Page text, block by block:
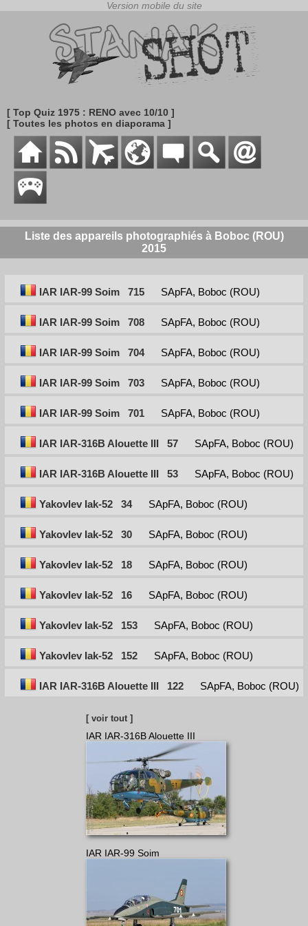
[ Top Quiz 1975 : RENO avec 10/10 ]
[ Toutes les photos en diaporama ]
Liste des appareils photographiés à Boboc (ROU)
2015
IAR IAR-99 Soim 715 SApFA, Boboc (ROU)
IAR IAR-99 Soim 708 SApFA, Boboc (ROU)
IAR IAR-99 Soim 704 SApFA, Boboc (ROU)
IAR IAR-99 Soim 703 SApFA, Boboc (ROU)
IAR IAR-99 Soim 701 SApFA, Boboc (ROU)
IAR IAR-316B Alouette III 57 SApFA, Boboc (ROU)
IAR IAR-316B Alouette III 53 SApFA, Boboc (ROU)
Yakovlev Iak-52 34 SApFA, Boboc (ROU)
Yakovlev Iak-52 30 SApFA, Boboc (ROU)
Yakovlev Iak-52 18 SApFA, Boboc (ROU)
Yakovlev Iak-52 16 SApFA, Boboc (ROU)
Yakovlev Iak-52 153 SApFA, Boboc (ROU)
Yakovlev Iak-52 152 SApFA, Boboc (ROU)
IAR IAR-316B Alouette III 122 SApFA, Boboc (ROU)
[ voir tout ]
IAR IAR-316B Alouette III
IAR IAR-99 Soim